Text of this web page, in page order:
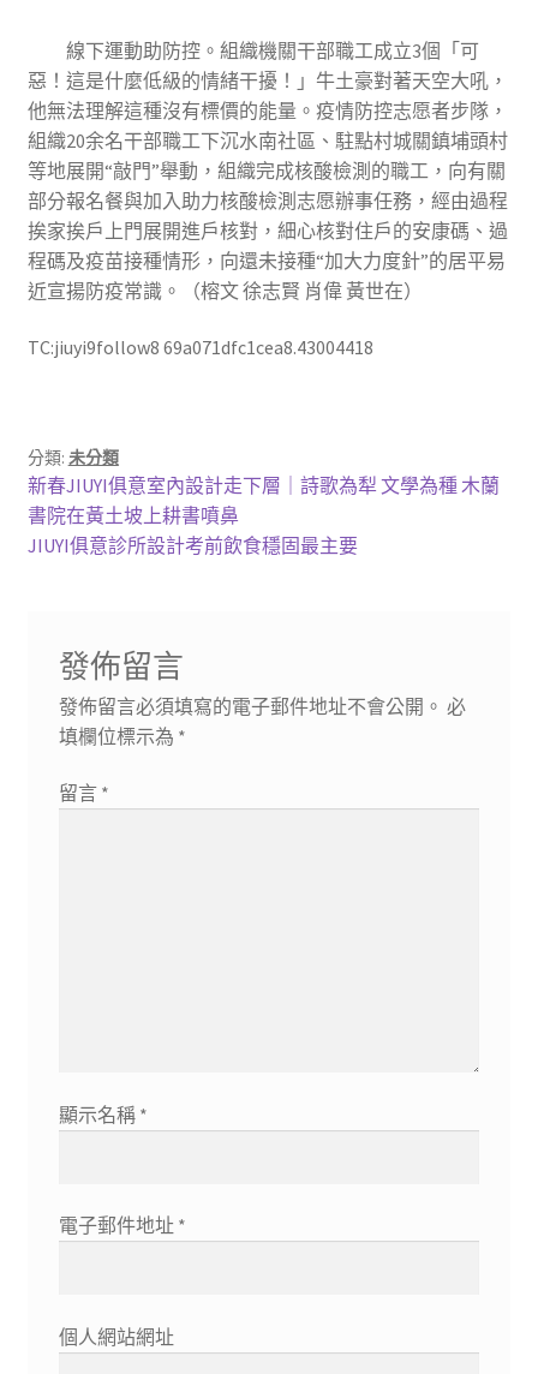
線下運動助防控。組織機關干部職工成立3個「可
惡！這是什麼低級的情緒干擾！」牛土豪對著天空大吼，
他無法理解這種沒有標價的能量。疫情防控志愿者步隊，
組織20余名干部職工下沉水南社區、駐點村城關鎮埔頭村
等地展開“敲門”舉動，組織完成核酸檢測的職工，向有關
部分報名餐與加入助力核酸檢測志愿辦事任務，經由過程
挨家挨戶上門展開進戶核對，細心核對住戶的安康碼、過
程碼及疫苗接種情形，向還未接種“加大力度針”的居平易
近宣揚防疫常識。（榕文 徐志賢 肖偉 黃世在）
TC:jiuyi9follow8 69a071dfc1cea8.43004418
分類: 未分類
文
章
上
一
篇
新春JIUYI俱意室內設計走下層｜詩歌為犁 文學為種 木蘭
書院在黃土坡上耕書噴鼻
下
JIUYI俱意診所設計考前飲食穩固最主要
發佈留言
發佈留言必須填寫的電子郵件地址不會公開。 必
填欄位標示為 *
留言 *
顯示名稱 *
電子郵件地址 *
個人網站網址